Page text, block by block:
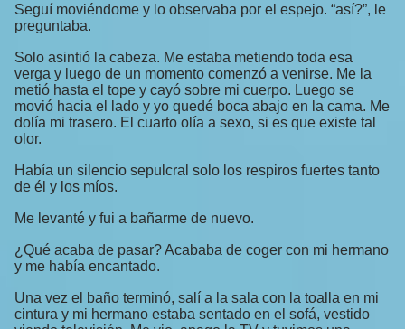
Seguí moviéndome y lo observaba por el espejo. “así?”, le
preguntaba.
Solo asintió la cabeza. Me estaba metiendo toda esa
verga y luego de un momento comenzó a venirse. Me la
metió hasta el tope y cayó sobre mi cuerpo. Luego se
movió hacia el lado y yo quedé boca abajo en la cama. Me
dolía mi trasero. El cuarto olía a sexo, si es que existe tal
olor.
Había un silencio sepulcral solo los respiros fuertes tanto
de él y los míos.
Me levanté y fui a bañarme de nuevo.
¿Qué acaba de pasar? Acababa de coger con mi hermano
y me había encantado.
Una vez el baño terminó, salí a la sala con la toalla en mi
cintura y mi hermano estaba sentado en el sofá, vestido